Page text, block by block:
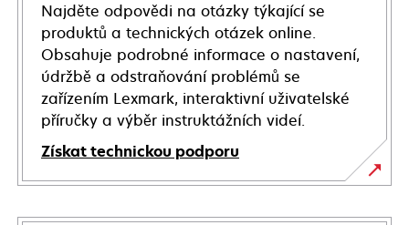
Najděte odpovědi na otázky týkající se
produktů a technických otázek online.
Obsahuje podrobné informace o nastavení,
údržbě a odstraňování problémů se
zařízením Lexmark, interaktivní uživatelské
příručky a výběr instruktážních videí.
Získat technickou podporu
opens
in